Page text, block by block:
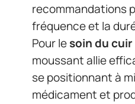
recommandations
fréquence et la
Pour lesoin du
moussant allie
se positionnant à
médicament et